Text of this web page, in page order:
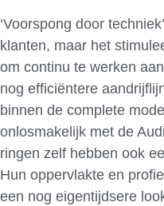
‘Voorspong door
klanten, maar het
om continu te werken
nog efficiëntere
binnen de complete
onlosmakelijk met de
ringen zelf hebben ook
Hun oppervlakte en
een nog eigentijdsere